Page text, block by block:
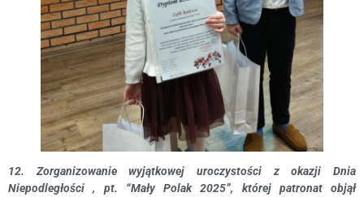
12. Zorganizowanie wyjątkowej uroczystości z okazji Dnia
Niepodległości , pt. “Mały Polak 2025”, której patronat objął